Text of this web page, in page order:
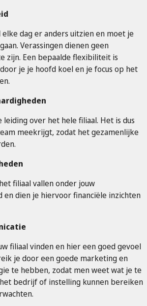
elke dag er anders uitzien en moet je
Verassingen dienen geen
zijn. Een bepaalde flexibiliteit is
je je hoofd koel en je focus op het
over het hele filiaal. Het is dus
meekrijgt, zodat het gezamenlijke
filiaal vallen onder jouw
dien je hiervoor financiële inzichten
filiaal vinden en hier een goed gevoel
je door een goede marketing en
te hebben, zodat men weet wat je te
bedrijf of instelling kunnen bereiken